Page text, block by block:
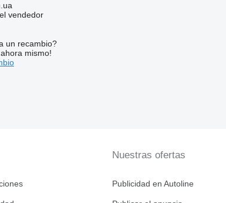
vendedor
un recambio?
mismo!
Nuestras ofertas
Publicidad en Autoline